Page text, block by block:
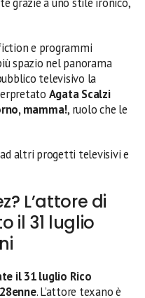
e programmi
spazio nel panorama
televisivo la
Agata Scalzi
mamma!, ruolo che le
altri progetti televisivi e
L’attore di
il 31 luglio
il 31 luglio Rico
28enne. L’attore texano è